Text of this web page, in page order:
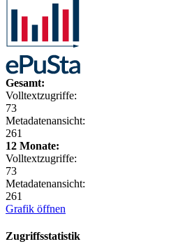
Gesamt:
Volltextzugriffe:
73
Metadatenansicht:
261
12 Monate:
Volltextzugriffe:
73
Metadatenansicht:
261
Grafik öffnen
Zugriffsstatistik